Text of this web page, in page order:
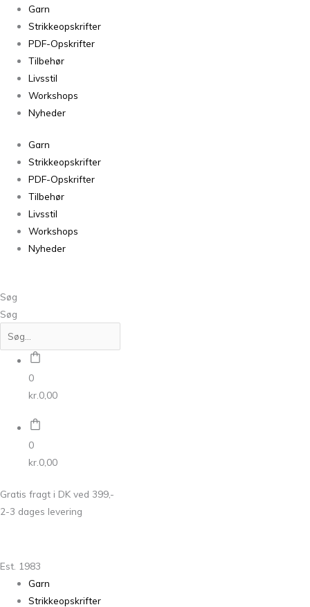
Garn
Strikkeopskrifter
PDF-Opskrifter
Tilbehør
Livsstil
Workshops
Nyheder
Garn
Strikkeopskrifter
PDF-Opskrifter
Tilbehør
Livsstil
Workshops
Nyheder
Søg
Søg
0
kr. 0,00
0
kr. 0,00
Gratis fragt i DK ved 399,-
2-3 dages levering
Est. 1983
Garn
Strikkeopskrifter
efter
seneste